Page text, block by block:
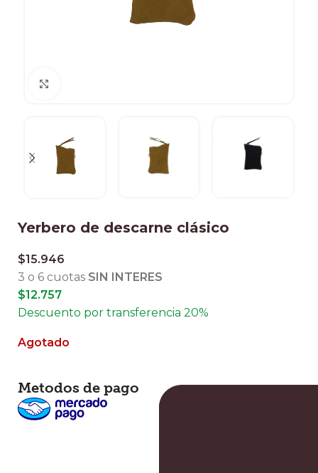
Yerbero de descarne clásico
$15.946
3 o 6 cuotas SIN INTERES
$12.757
Descuento por transferencia 20%
Agotado
Metodos de pago